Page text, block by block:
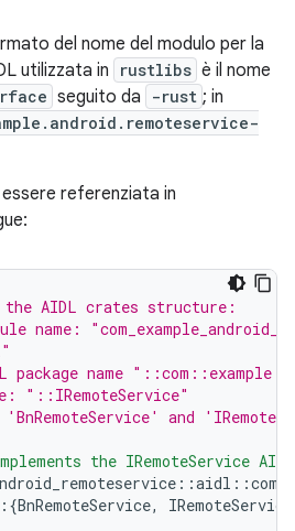
del nome del modulo per la
utilizzata in
rustlibs è il nome
seguito da -rust ; in
referenziata in
AIDL crates structure:
name:
name
"::IRemoteService"
and
the IRemoteService
::aidl ::com
BnRemoteService, IRemoteService